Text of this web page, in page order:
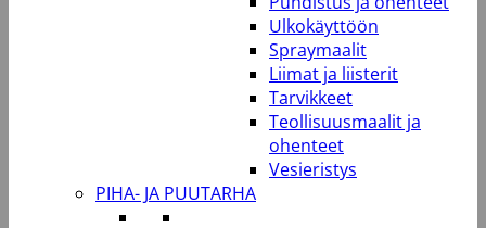
Ulkokäyttöön
Spraymaalit
Liimat ja liisterit
Tarvikkeet
Teollisuusmaalit ja
ohenteet
Vesieristys
PIHA- JA PUUTARHA